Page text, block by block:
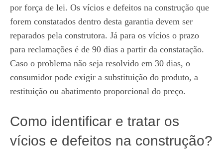
por força de lei. Os vícios e defeitos na construção que
forem constatados dentro desta garantia devem ser
reparados pela construtora. Já para os vícios o prazo
para reclamações é de 90 dias a partir da constatação.
Caso o problema não seja resolvido em 30 dias, o
consumidor pode exigir a substituição do produto, a
restituição ou abatimento proporcional do preço.
Como identificar e tratar os
vícios e defeitos na construção?